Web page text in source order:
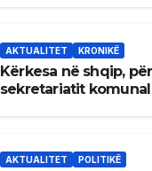
AKTUALITET KRONIKË
Kërkesa në shqip,
sekretariatit
AKTUALITET POLITIKË